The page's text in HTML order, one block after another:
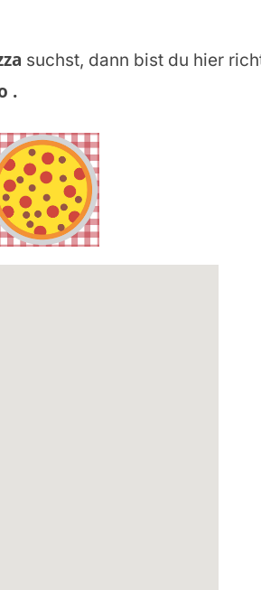
suchst, dann bist du hier
.